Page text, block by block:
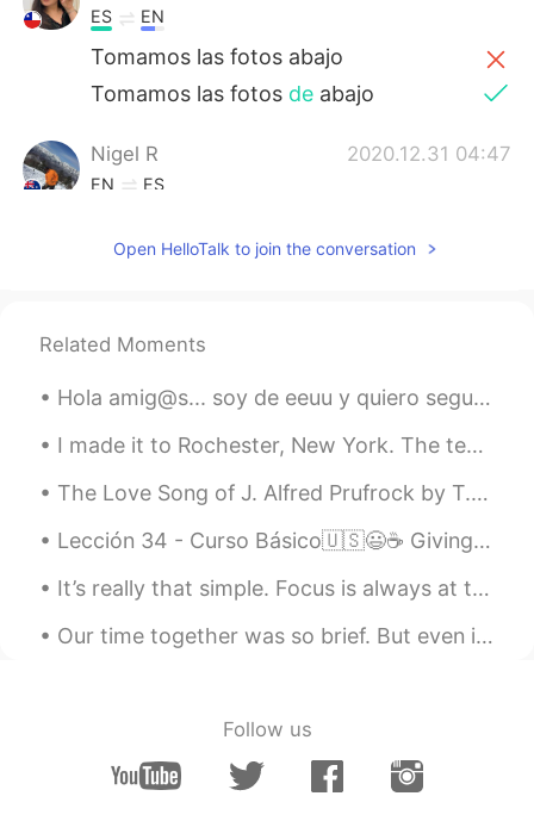
ES EN
Tomamos las fotos abajo
Tomamos las fotos de abajo
Nigel R 2020.12.31 04:47
EN ES
Que bonitas fotos!! ❤️
Gerardo Herrera 2020.12.31 04:46
¿Cuál es tu estado?
Open HelloTalk to join the conversation
Related Moments
Hola amig@s... soy de eeuu y quiero seguir practicando mi español todos los días. Recién mi enamo...
I made it to Rochester, New York. The temperature is -7C with a windchill of -13C. I start my wor...
The Love Song of J. Alfred Prufrock by T.S. Eliot. Part 5 of 7. Shall I say, I have gone at du...
Lección 34 - Curso Básico🇺🇸😃☕ Giving your opinion. 🎐 🌞🌎🌞🌎🌞🌎🌞🌎🌞🌎🌞🌎🌞 1. In my opinion, he's a grea...
It’s really that simple. Focus is always at the center of your world. What’s your world made out of?
Our time together was so brief. But even if it was only for a moment, I believe we were something...
Follow us